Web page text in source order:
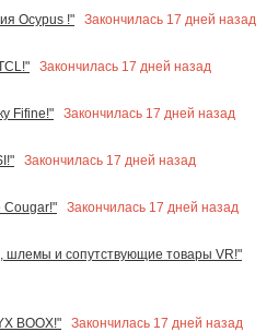
Ocypus !"
Закончилась 17 дней назад
Закончилась 17 дней назад
Fifine!"
Закончилась 17 дней назад
Закончилась 17 дней назад
Закончилась 17 дней назад
шлемы и сопутствующие товары VR!"
BOOX!"
Закончилась 17 дней назад